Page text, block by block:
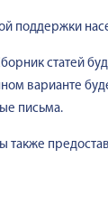
поддержки
статей
варианте
письма.
также